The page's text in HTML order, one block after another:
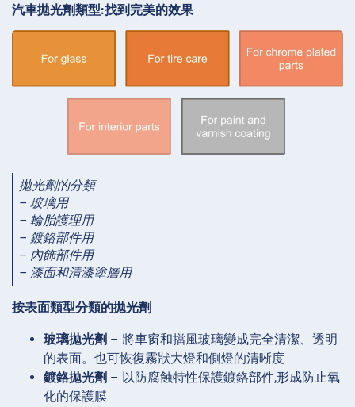
汽車拋光劑類型:找到完美的效果
拋光劑的分類
– 玻璃用
– 輪胎護理用
– 鍍鉻部件用
– 內飾部件用
– 漆面和清漆塗層用
按表面類型分類的拋光劑
玻璃拋光劑 – 將車窗和擋風玻璃變成完全清潔、透明
的表面。也可恢復霧狀大燈和側燈的清晰度
鍍鉻拋光劑 – 以防腐蝕特性保護鍍鉻部件,形成防止氧
化的保護膜